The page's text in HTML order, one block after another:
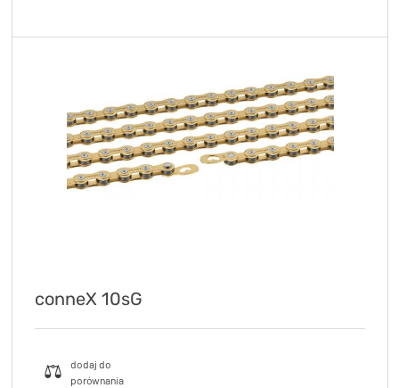
conneX 10sG